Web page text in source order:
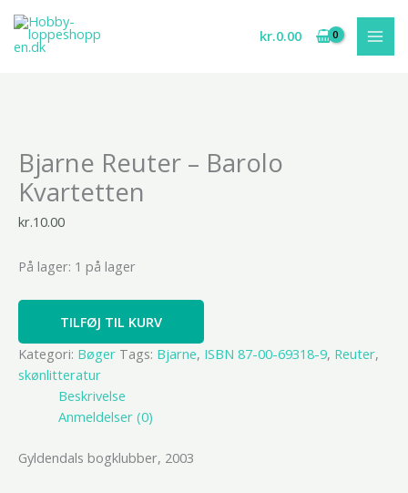
indholdet
kr.0.00
Bjarne Reuter – Barolo
Kvartetten
kr.10.00
På lager: 1 på lager
Reuter
-
Barolo
Kvartetten
TILFØJ TIL KURV
Kategori: Bøger Tags: Bjarne, ISBN 87-00-69318-9, Reuter,
skønlitteratur
Beskrivelse
Anmeldelser (0)
Gyldendals bogklubber, 2003